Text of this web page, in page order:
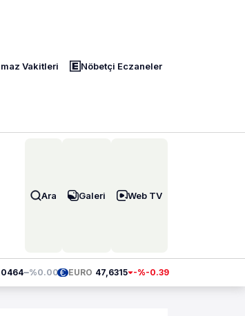
Vakitleri Nöbetçi Eczaneler
Ara Galeri Web TV
0.00 EURO 47,6315 -0.39